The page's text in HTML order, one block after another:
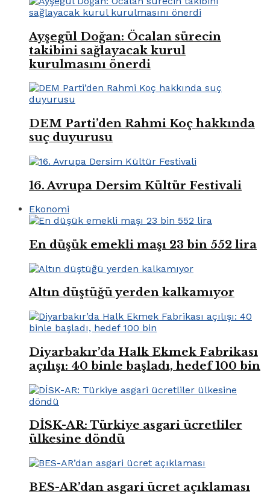
Ayşegül Doğan: Öcalan sürecin
takibini sağlayacak kurul
kurulmasını önerdi
DEM Parti’den Rahmi Koç hakkında
suç duyurusu
16. Avrupa Dersim Kültür Festivali
Ekonomi
En düşük emekli maşı 23 bin 552 lira
Altın düştüğü yerden kalkamıyor
Diyarbakır’da Halk Ekmek Fabrikası
açılışı: 40 binle başladı, hedef 100 bin
DİSK-AR: Türkiye asgari ücretliler
ülkesine döndü
BES-AR’dan asgari ücret açıklaması